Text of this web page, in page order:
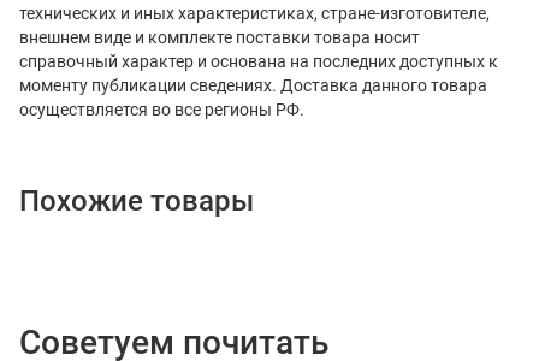
технических и иных характеристиках, стране-изготовителе,
внешнем виде и комплекте поставки товара носит
справочный характер и основана на последних доступных к
моменту публикации сведениях. Доставка данного товара
осуществляется во все регионы РФ.
Похожие товары
Советуем почитать